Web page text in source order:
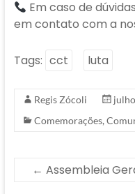
Em caso de
em contato com a
Tags: cct luta
Regis Zócoli
Comemorações,
← Assembleia